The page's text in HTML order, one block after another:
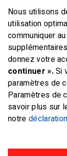
E-
Nous utilisons
utilisation
communiquer
donnez votre
continuer ».Si
paramètres de
Paramètres de
savoir plus sur
notre